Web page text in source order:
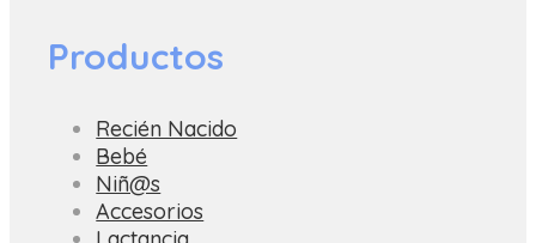
Productos
Recién Nacido
Bebé
Niñ@s
Accesorios